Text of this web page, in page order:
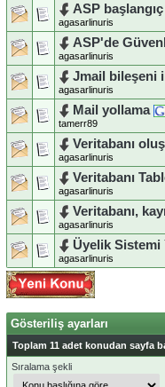
ASP başlangıç
agasarlinuris
ASP'de
agasarlinuris
Jmail bileşeni
agasarlinuris
Mail yollama
tamerr89
Veritabanı
agasarlinuris
Veritabanı
agasarlinuris
Veritabanı,
agasarlinuris
Üyelik Sistemi
agasarlinuris
Gösteriliş ayarları
Toplam 11 adet konudan sayfa
Sıralama şekli